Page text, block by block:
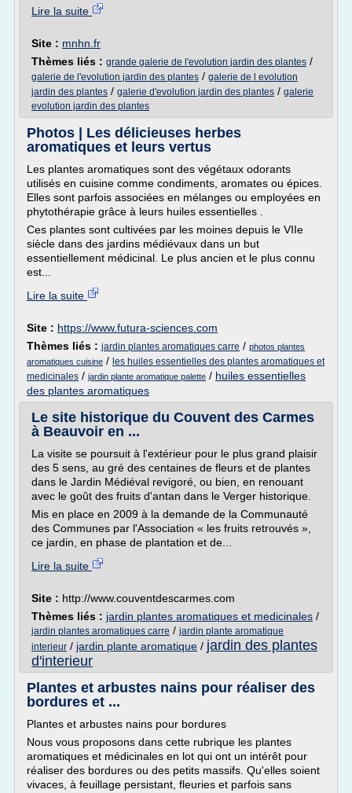
Lire la suite
Site : mnhn.fr
Thèmes liés : grande galerie de l'evolution jardin des plantes /
galerie de l'evolution jardin des plantes / galerie de l evolution
jardin des plantes / galerie d'evolution jardin des plantes / galerie
evolution jardin des plantes
Photos | Les délicieuses herbes
aromatiques et leurs vertus
Les plantes aromatiques sont des végétaux odorants
utilisés en cuisine comme condiments, aromates ou épices.
Elles sont parfois associées en mélanges ou employées en
phytothérapie grâce à leurs huiles essentielles .
Ces plantes sont cultivées par les moines depuis le VIIe
siècle dans des jardins médiévaux dans un but
essentiellement médicinal. Le plus ancien et le plus connu
est...
Lire la suite
Site : https://www.futura-sciences.com
Thèmes liés : jardin plantes aromatiques carre / photos plantes
aromatiques cuisine / les huiles essentielles des plantes aromatiques et
medicinales / jardin plante aromatique palette / huiles essentielles
des plantes aromatiques
Le site historique du Couvent des Carmes
à Beauvoir en ...
La visite se poursuit à l'extérieur pour le plus grand plaisir
des 5 sens, au gré des centaines de fleurs et de plantes
dans le Jardin Médiéval revigoré, ou bien, en renouant
avec le goût des fruits d'antan dans le Verger historique.
Mis en place en 2009 à la demande de la Communauté
des Communes par l'Association « les fruits retrouvés »,
ce jardin, en phase de plantation et de...
Lire la suite
Site : http://www.couventdescarmes.com
Thèmes liés : jardin plantes aromatiques et medicinales /
jardin plantes aromatiques carre / jardin plante aromatique
interieur / jardin plante aromatique / jardin des plantes
d'interieur
Plantes et arbustes nains pour réaliser des
bordures et ...
Plantes et arbustes nains pour bordures
Nous vous proposons dans cette rubrique les plantes
aromatiques et médicinales en lot qui ont un intérêt pour
réaliser des bordures ou des petits massifs. Qu'elles soient
vivaces, à feuillage persistant, fleuries et parfois sans